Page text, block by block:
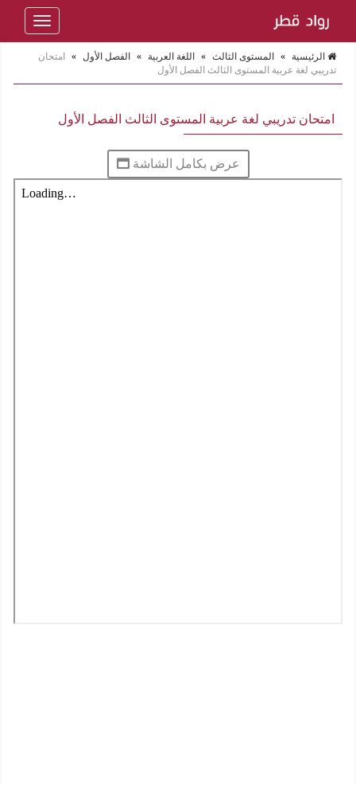
Toggle
الرئيسية » المستوى الثالث » اللغة العربية » الفصل الأول »
امتحان
تدريبي لغة عربية المستوى الثالث الفصل الأول
امتحان تدريبي لغة عربية المستوى الثالث الفصل الأول
عرض بكامل الشاشة